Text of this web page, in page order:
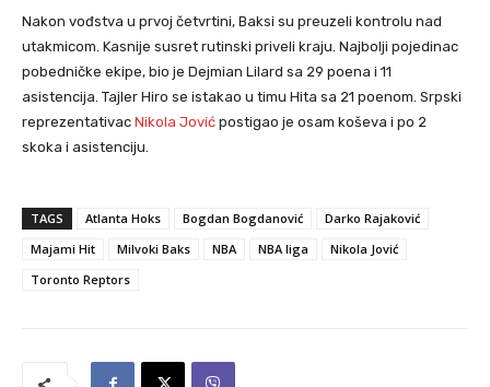
Nakon vođstva u prvoj četvrtini, Baksi su preuzeli kontrolu nad
utakmicom. Kasnije susret rutinski priveli kraju. Najbolji pojedinac
pobedničke ekipe, bio je Dejmian Lilard sa 29 poena i 11
asistencija. Tajler Hiro se istakao u timu Hita sa 21 poenom. Srpski
reprezentativac Nikola Jović postigao je osam koševa i po 2
skoka i asistenciju.
TAGS Atlanta Hoks Bogdan Bogdanović
Darko Rajaković
Majami Hit
Milvoki Baks NBA NBA liga
Nikola Jović
Toronto Reptors